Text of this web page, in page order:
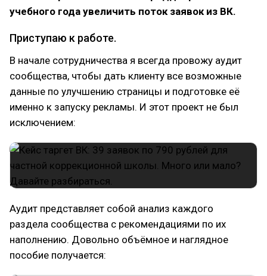
учебного года увеличить поток заявок из ВК.
Приступаю к работе.
В начале сотрудничества я всегда провожу аудит
сообщества, чтобы дать клиенту все возможные
данные по улучшению страницы и подготовке её
именно к запуску рекламы. И этот проект не был
исключением:
Аудит представляет собой анализ каждого
раздела сообщества с рекомендациями по их
наполнению. Довольно объёмное и наглядное
пособие получается: